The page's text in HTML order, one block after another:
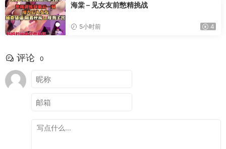
海棠 – 见女友前憋精挑战
5小时前 4
评论 0